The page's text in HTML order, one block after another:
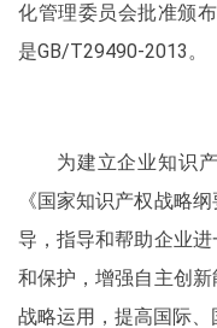
化管理委员会批准颁
是GB/T29490-2013。
为建立企业知识
《国家知识产权战略
导，指导和帮助企业
和保护，增强自主创
战略运用，提高国际、